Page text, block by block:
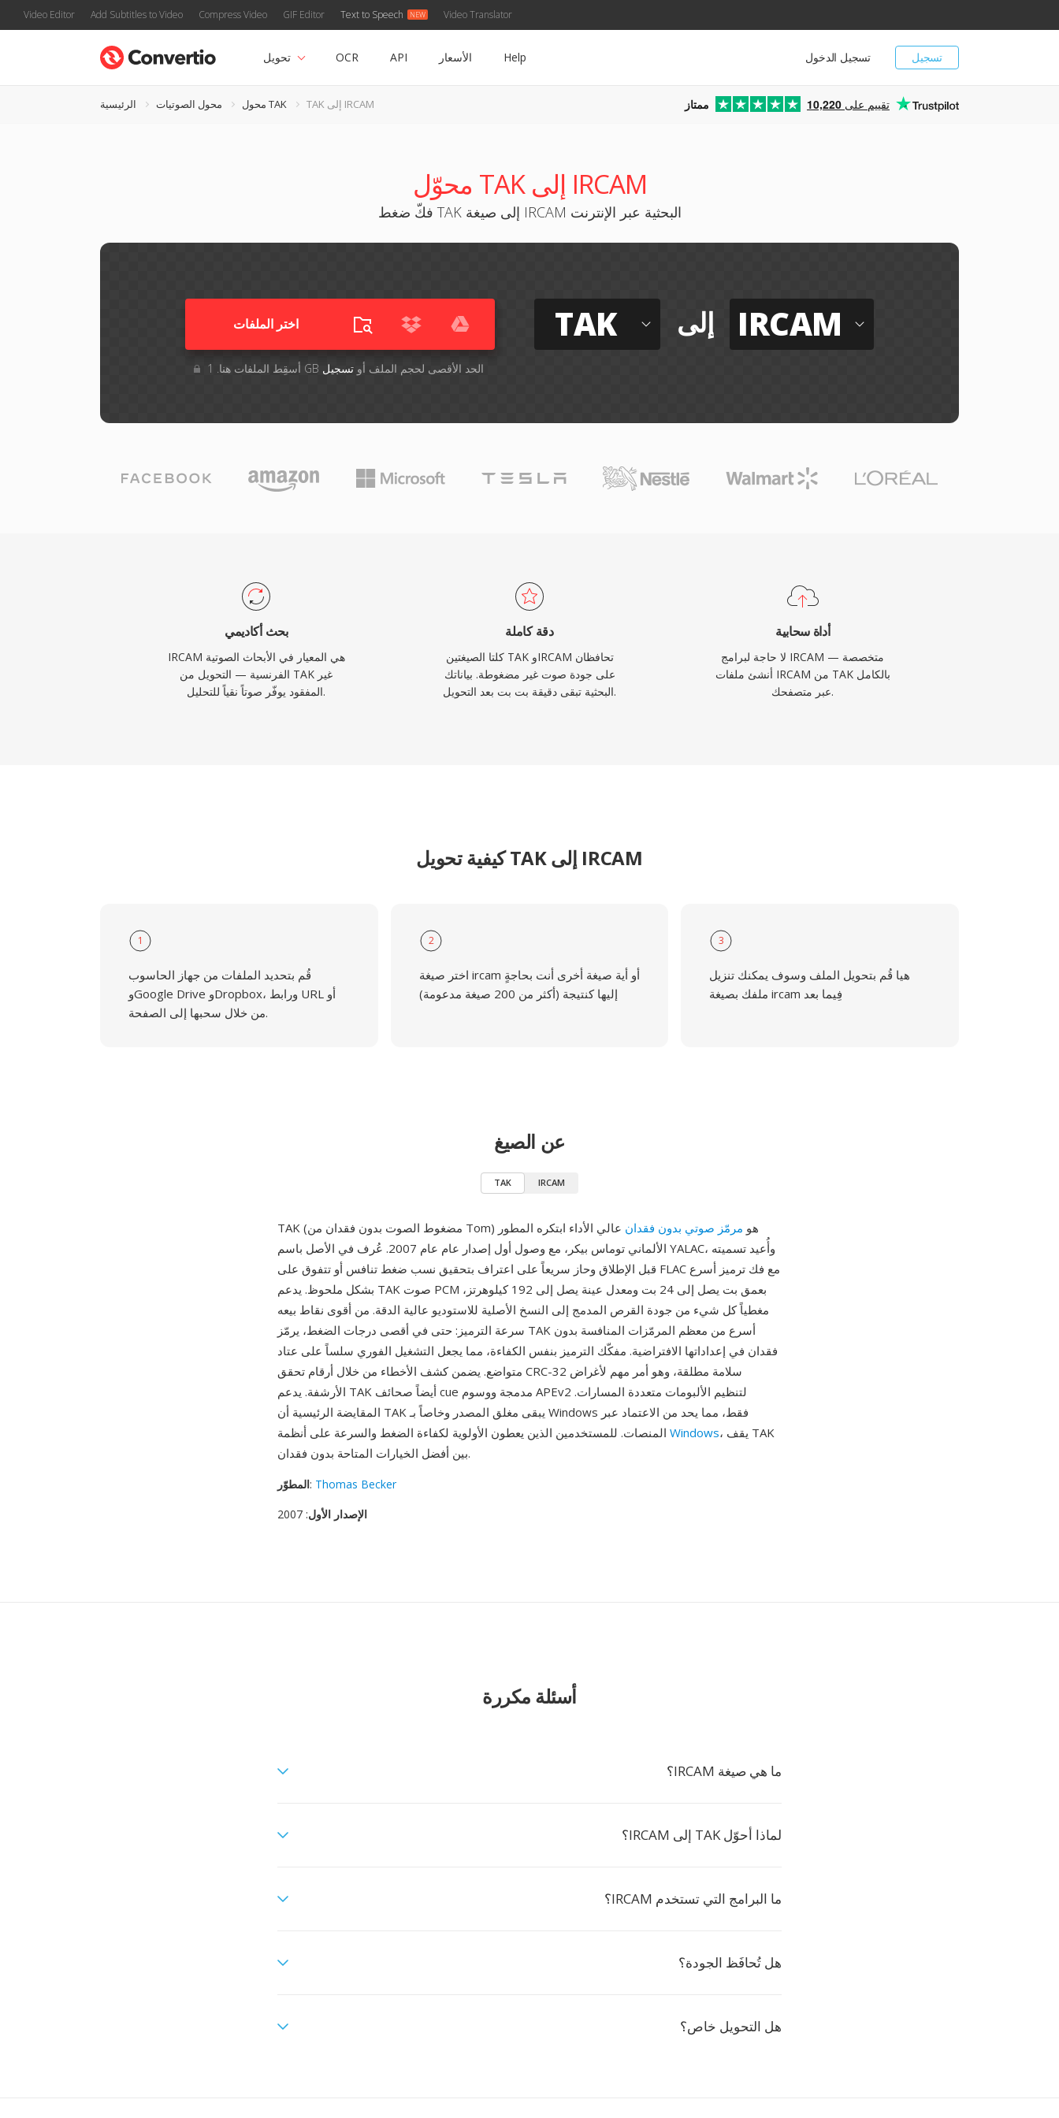
Video Editor Add Subtitles to Video Compress Video GIF Editor Text to Speech Video Translator
تسجيل تسجيل الدخول تحويل OCR API الأسعار Help
الرئيسية محول الصوتيات محول TAK TAK إلى IRCAM ممتاز 10,220 تقييم على
محوّل TAK إلى IRCAM
فكّ ضغط TAK إلى صيغة IRCAM البحثية عبر الإنترنت
اختر الملفات
أسقِط الملفات هنا. 1 GB الحد الأقصى لحجم الملف أو تسجيل
TAK إلى IRCAM
بحث أكاديمي
IRCAM هي المعيار في الأبحاث الصوتية
الفرنسية — التحويل من TAK غير
المفقود يوفّر صوتاً نقياً للتحليل.
دقة كاملة
كلتا الصيغتين TAK وIRCAM تحافظان
على جودة صوت غير مضغوطة. بياناتك
البحثية تبقى دقيقة بت بت بعد التحويل.
أداة سحابية
لا حاجة لبرامج IRCAM متخصصة —
أنشئ ملفات IRCAM من TAK بالكامل
عبر متصفحك.
كيفية تحويل TAK إلى IRCAM
1
قُم بتحديد الملفات من جهاز الحاسوب
وGoogle Drive وDropbox، ورابط URL أو
من خلال سحبها إلى الصفحة.
2
اختر صيغة ircam أو أية صيغة أخرى أنت بحاجةٍ
إليها كنتيجة (أكثر من 200 صيغة مدعومة)
3
هيا قُم بتحويل الملف وسوف يمكنك تنزيل
ملفك بصيغة ircam فِيما بعد
عن الصيغ
TAK IRCAM
TAK (مضغوط الصوت بدون فقدان من Tom) هو مرمّز صوتي بدون فقدان عالي الأداء ابتكره المطور
الألماني توماس بيكر، مع وصول أول إصدار عام عام 2007. عُرف في الأصل باسم YALAC، وأُعيد تسميته
قبل الإطلاق وحاز سريعاً على اعتراف بتحقيق نسب ضغط تنافس أو تتفوق على FLAC مع فك ترميز أسرع
بشكل ملحوظ. يدعم TAK صوت PCM بعمق بت يصل إلى 24 بت ومعدل عينة يصل إلى 192 كيلوهرتز،
مغطياً كل شيء من جودة القرص المدمج إلى النسخ الأصلية للاستوديو عالية الدقة. من أقوى نقاط بيعه
سرعة الترميز: حتى في أقصى درجات الضغط، يرمّز TAK أسرع من معظم المرمّزات المنافسة بدون
فقدان في إعداداتها الافتراضية. مفكّك الترميز بنفس الكفاءة، مما يجعل التشغيل الفوري سلساً على عتاد
متواضع. يضمن كشف الأخطاء من خلال أرقام تحقق CRC-32 سلامة مطلقة، وهو أمر مهم لأغراض
الأرشفة. يدعم TAK أيضاً صحائف cue مدمجة ووسوم APEv2 لتنظيم الألبومات متعددة المسارات.
المقايضة الرئيسية أن TAK يبقى مغلق المصدر وخاصاً بـ Windows فقط، مما يحد من الاعتماد عبر
Windows، يقف TAK
بين أفضل الخيارات المتاحة بدون فقدان.
المطوّر: Thomas Becker
الإصدار الأول: 2007
أسئلة مكررة
ما هي صيغة IRCAM؟
لماذا أحوّل TAK إلى IRCAM؟
ما البرامج التي تستخدم IRCAM؟
هل تُحافَظ الجودة؟
هل التحويل خاص؟